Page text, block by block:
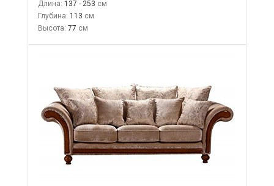
Длина: 137 - 253
Глубина: 113
Высота: 77